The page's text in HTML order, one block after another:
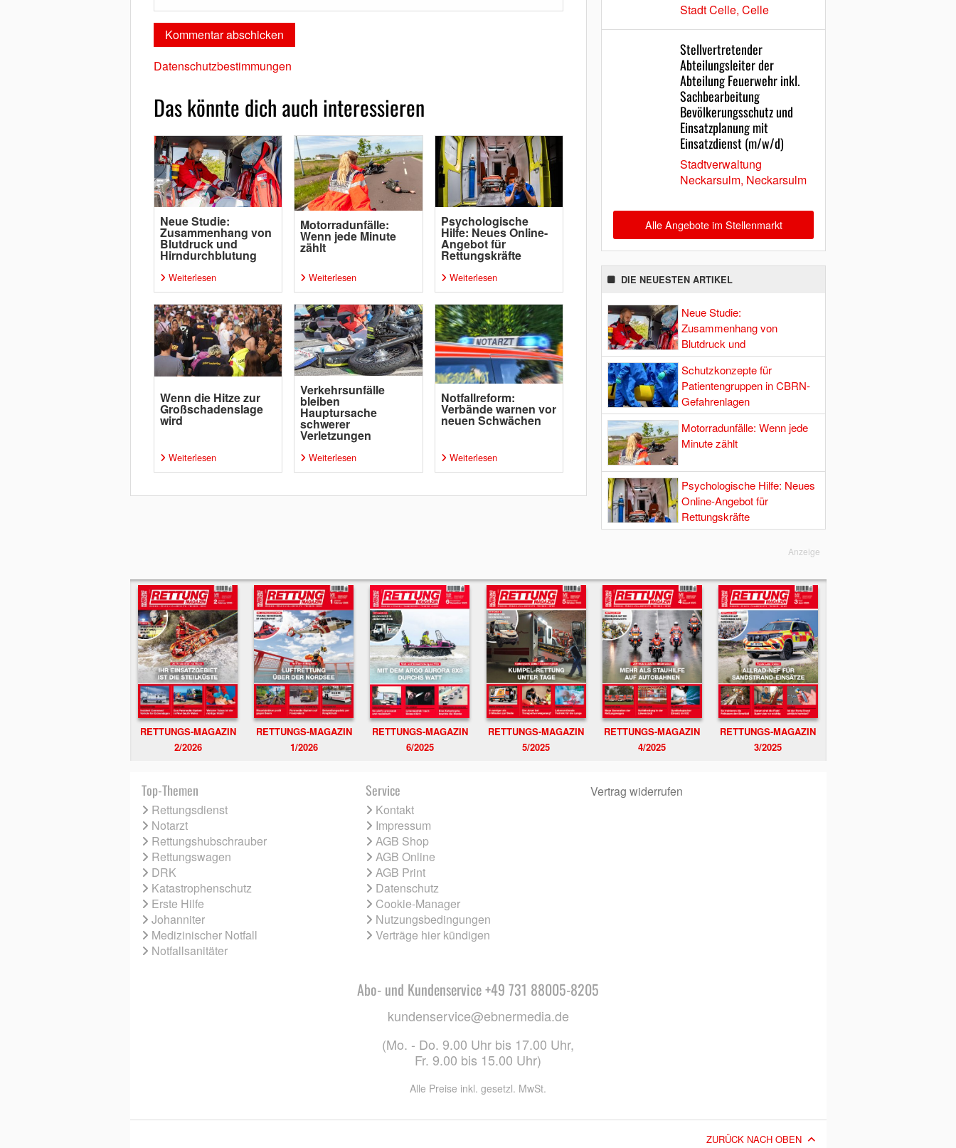
Datenschutzbestimmungen
Das könnte dich auch interessieren
Neue Studie:
Zusammenhang von
Blutdruck und
Hirndurchblutung
Weiterlesen
Motorradunfälle:
Wenn jede Minute
zählt
Weiterlesen
Psychologische
Hilfe: Neues Online-
Angebot für
Rettungskräfte
Weiterlesen
Wenn die Hitze zur
Großschadenslage
wird
Weiterlesen
Verkehrsunfälle
bleiben
Hauptursache
schwerer
Verletzungen
Weiterlesen
Notfallreform:
Verbände warnen vor
neuen Schwächen
Weiterlesen
Stadt Celle, Celle
Stellvertretender
Abteilungsleiter der
Abteilung Feuerwehr inkl.
Sachbearbeitung
Bevölkerungsschutz und
Einsatzplanung mit
Einsatzdienst (m/w/d)
Stadtverwaltung
Neckarsulm, Neckarsulm
Alle Angebote im Stellenmarkt
DIE NEUESTEN ARTIKEL
Neue Studie:
Zusammenhang von
Blutdruck und
Hirndurchblutung
Schutzkonzepte für
Patientengruppen in CBRN-
Gefahrenlagen
Motorradunfälle: Wenn jede
Minute zählt
Psychologische Hilfe: Neues
Online-Angebot für
Rettungskräfte
Anzeige
RETTUNGS-MAGAZIN
2/2026
RETTUNGS-MAGAZIN
1/2026
RETTUNGS-MAGAZIN
6/2025
RETTUNGS-MAGAZIN
5/2025
RETTUNGS-MAGAZIN
4/2025
RETTUNGS-MAGAZIN
3/2025
Top-Themen
Rettungsdienst
Notarzt
Rettungshubschrauber
Rettungswagen
DRK
Katastrophenschutz
Erste Hilfe
Johanniter
Medizinischer Notfall
Notfallsanitäter
Service
Kontakt
Impressum
AGB Shop
AGB Online
AGB Print
Datenschutz
Cookie-Manager
Nutzungsbedingungen
Verträge hier kündigen
Vertrag widerrufen
Abo- und Kundenservice +49 731 88005-8205
kundenservice@ebnermedia.de
(Mo. - Do. 9.00 Uhr bis 17.00 Uhr,
Fr. 9.00 bis 15.00 Uhr)
Alle Preise inkl. gesetzl. MwSt.
ZURÜCK NACH OBEN